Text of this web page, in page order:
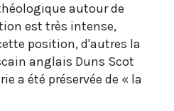
autour de
est très intense,
position, d'autres la
anglais Duns Scot
a été préservée de « la